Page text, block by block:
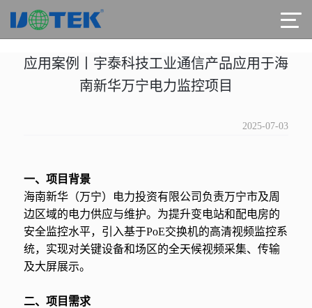
应用案例丨宇泰科技工业通信产品应用于海
南新华万宁电力监控项目
2025-07-03
一、项目背景
海南新华（万宁）电力投资有限公司负责万宁市及周
边区域的电力供应与维护。为提升变电站和配电房的
安全监控水平，引入基于PoE交换机的高清视频监控系
统，实现对关键设备和场区的全天候视频采集、传输
及大屏展示。
二、项目需求